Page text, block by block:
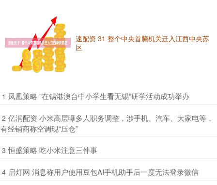
速配资 31 整个中央首脑机关迁入江西中央苏
区
1 ​凤凰策略 “在锡港澳台中小学生看无锡”研学活动成功举办
2 ​亿润配资 小米高层曝多人职务调整，涉手机、汽车、大家电等，
有经销商称空调现“压仓”
3 ​恒盛策略 吃小米注意三件事
4 ​启灯网 消息称用户使用豆包AI手机助手后一度无法登录微信